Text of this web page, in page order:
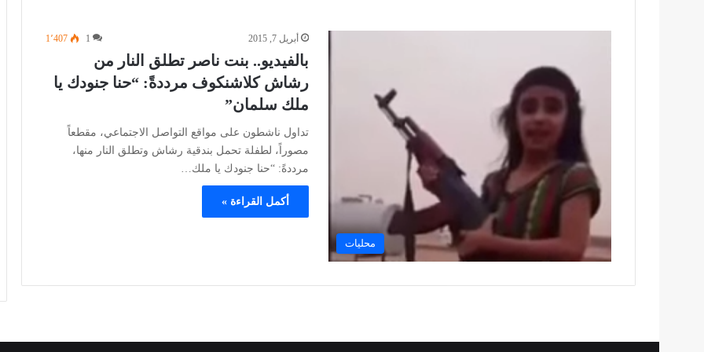
محليات
أبريل 7, 2015 1 1٬407
بالفيديو.. بنت ناصر تطلق النار من
رشاش كلاشنكوف مرددةً: “حنا جنودك يا
ملك سلمان”
تداول ناشطون على مواقع التواصل الاجتماعي، مقطعاً
مصوراً، لطفلة تحمل بندقية رشاش وتطلق النار منها،
مرددةً: “حنا جنودك يا ملك…
أكمل القراءة »